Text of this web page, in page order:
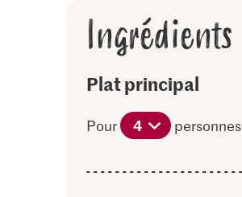
Ingrédients
Plat principal
Pour 4 personnes